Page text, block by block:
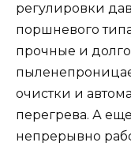
регулировки
поршневого
прочные и
очистки и
перегрева. А
непрерывно